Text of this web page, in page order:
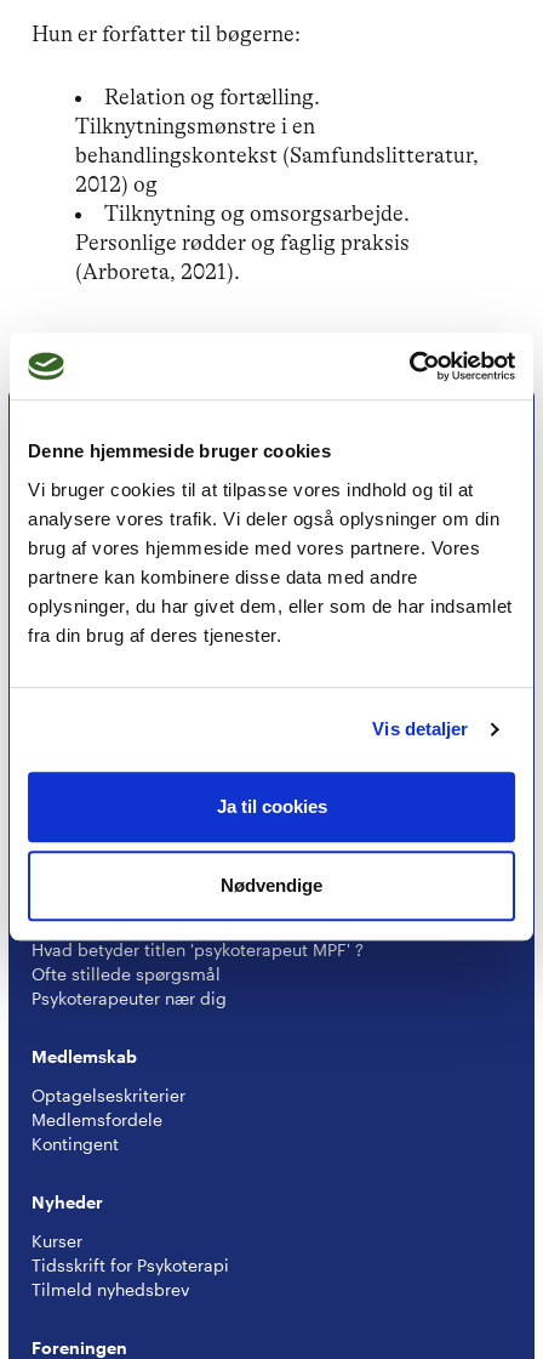
Denne hjemmeside bruger cookies
Vi bruger cookies til at tilpasse vores indhold og til at
analysere vores trafik. Vi deler også oplysninger om din
brug af vores hjemmeside med vores partnere. Vores
partnere kan kombinere disse data med andre
oplysninger, du har givet dem, eller som de har indsamlet
fra din brug af deres tjenester.
Vis detaljer
Ja til cookies
Nødvendige
Hun er forfatter til bøgerne:
Relation og fortælling.
Tilknytningsmønstre i en
behandlingskontekst (Samfundslitteratur,
2012) og
Tilknytning og omsorgsarbejde.
Personlige rødder og faglig praksis
(Arboreta, 2021).
er et kvalitetsstempel. Alle vores medlemmer skal
leve op til en række kriterier om uddannelse og
Find psykoterapeut
Hvad betyder titlen 'psykoterapeut MPF' ?
Ofte stillede spørgsmål
Psykoterapeuter nær dig
Medlemskab
Optagelseskriterier
Medlemsfordele
Kontingent
Nyheder
Kurser
Tidsskrift for Psykoterapi
Tilmeld nyhedsbrev
Foreningen